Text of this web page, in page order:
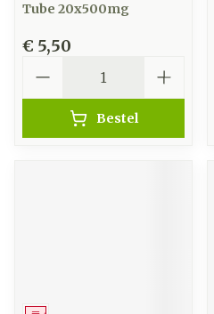
Tube 20x500mg
€ 5,50
Bestel